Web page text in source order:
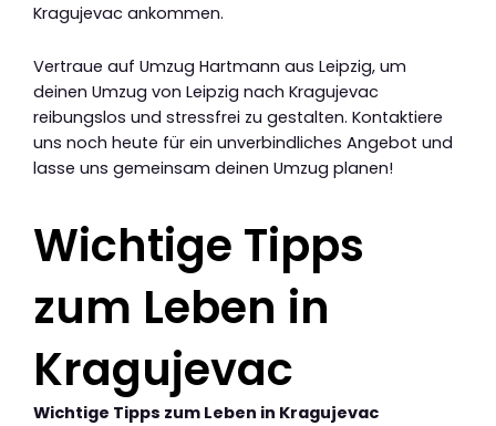
Kragujevac ankommen.
Vertraue auf Umzug Hartmann aus Leipzig, um
deinen Umzug von Leipzig nach Kragujevac
reibungslos und stressfrei zu gestalten. Kontaktiere
uns noch heute für ein unverbindliches Angebot und
lasse uns gemeinsam deinen Umzug planen!
Wichtige Tipps
zum Leben in
Kragujevac
Wichtige Tipps zum Leben in Kragujevac